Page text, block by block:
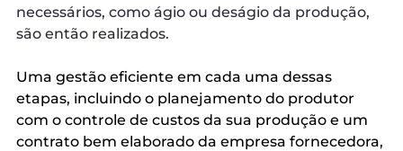
necessários, como ágio ou deságio da produção,
são então realizados.
Uma gestão eficiente em cada uma dessas
etapas, incluindo o planejamento do produtor
com o controle de custos da sua produção e um
contrato bem elaborado da empresa fornecedora,